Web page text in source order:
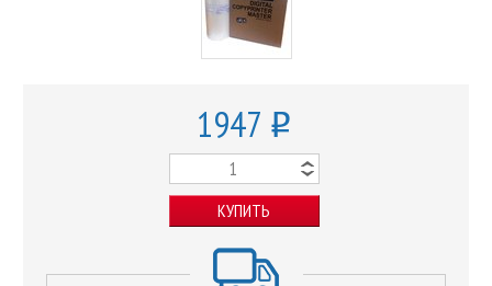
1947 o
КУПИТЬ